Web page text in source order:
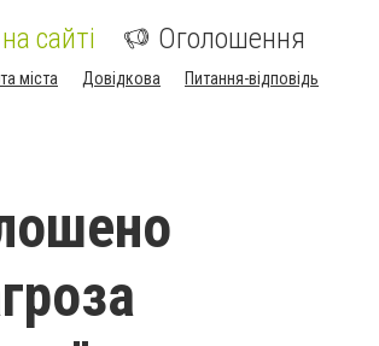
сайті Оголошення
міста Довідкова Питання-відповідь